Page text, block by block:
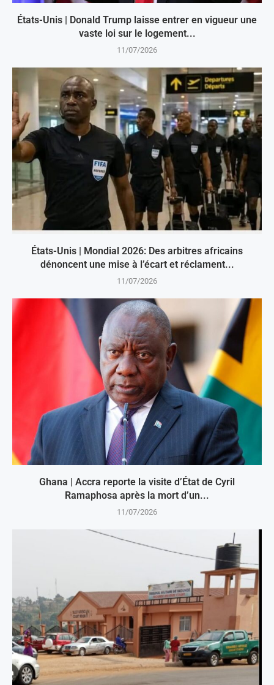
États-Unis | Donald Trump laisse entrer en vigueur une
vaste loi sur le logement...
11/07/2026
États-Unis | Mondial 2026: Des arbitres africains
dénoncent une mise à l’écart et réclament...
11/07/2026
Ghana | Accra reporte la visite d’État de Cyril
Ramaphosa après la mort d’un...
11/07/2026